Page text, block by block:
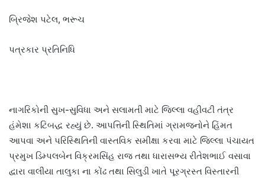
બ્રિજેશ પટેલ, ભરૂચ
પત્રકાર પ્રતિનિધિ
નાગરિકોની સુખ-સુવિધા અને સલામતી માટે જિલ્લા વહીવટી તંત્ર
હંમેશા કટિબદ્ધ રહ્યું છે. આપત્તિની સ્થિતિમાં ગ્રામજનોને હિંમત
આપવા અને પરિસ્થિતિની વાસ્તવિક સમીક્ષા કરવા માટે જિલ્લા પંચાયત
પ્રમુખ ડિમ્પલબેન વિક્રમસિંહ રાજ તથા ધારાસભ્ય રીતેશભાઈ વસાવા
દ્વારા વાલીયા તાલુકા ના કોંઢ તથા સિલુડી ખાતે પૂરગ્રસ્ત વિસ્તારની